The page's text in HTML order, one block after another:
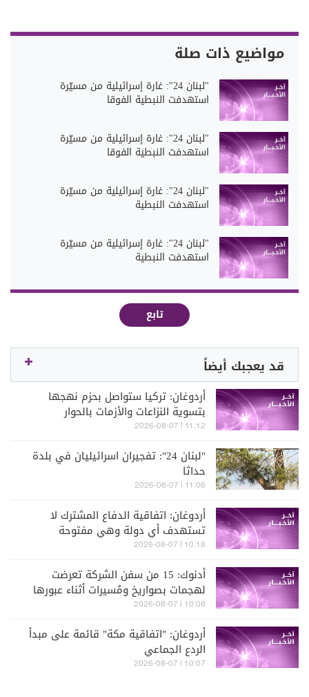
مواضيع ذات صلة
"لبنان 24": غارة إسرائيلية من مسيّرة
استهدفت النبطية الفوقا
"لبنان 24": غارة إسرائيلية من مسيّرة
استهدفت النبطية الفوقا
"لبنان 24": غارة إسرائيلية من مسيّرة
استهدفت النبطية
"لبنان 24": غارة إسرائيلية من مسيّرة
استهدفت النبطية
تابع
قد يعجبك أيضاً
أردوغان: تركيا ستواصل بحزم نهجها
بتسوية النزاعات والأزمات بالحوار
والدبلوماسية على أساس احترام القانون
11:12 | 2026-08-07
"لبنان 24": تفجيران اسرائيليان في بلدة
حداثا
11:06 | 2026-08-07
أردوغان: اتفاقية الدفاع المشترك لا
تستهدف أي دولة وهي مفتوحة
لمشاركة الدول التي تهدف لتحقيق
10:18 | 2026-08-07
أدنوك: 15 من سفن الشركة تعرضت
لهجمات بصواريخ ومُسيرات أثناء عبورها
مضيق هرمز منذ بداية الحرب
10:08 | 2026-08-07
أردوغان: "اتفاقية مكة" قائمة على مبدأ
الردع الجماعي
10:07 | 2026-08-07